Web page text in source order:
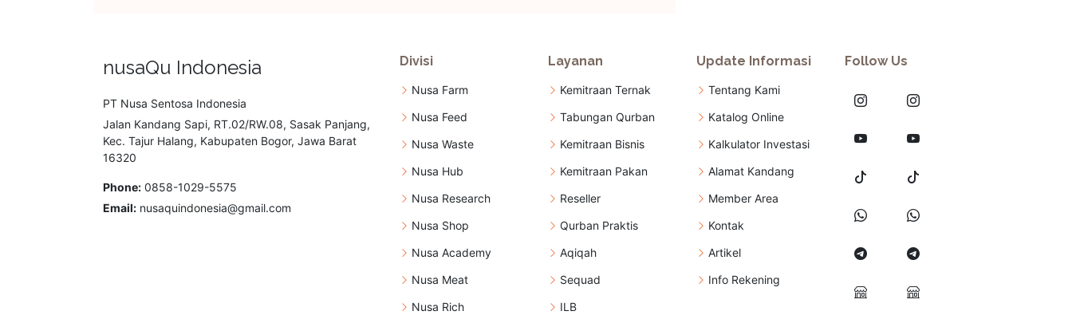
nusaQu Indonesia
PT Nusa Sentosa Indonesia
Jalan Kandang Sapi, RT.02/RW.08, Sasak Panjang,
Kec. Tajur Halang, Kabupaten Bogor, Jawa Barat
16320
Phone: 0858-1029-5575
Email: nusaquindonesia@gmail.com
Divisi
Nusa Farm
Nusa Feed
Nusa Waste
Nusa Hub
Nusa Research
Nusa Shop
Nusa Academy
Nusa Meat
Nusa Rich
Layanan
Kemitraan Ternak
Tabungan Qurban
Kemitraan Bisnis
Kemitraan Pakan
Reseller
Qurban Praktis
Aqiqah
Sequad
ILB
Update Informasi
Tentang Kami
Katalog Online
Kalkulator Investasi
Alamat Kandang
Member Area
Kontak
Artikel
Info Rekening
Follow Us